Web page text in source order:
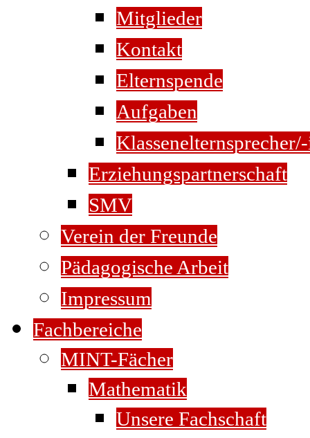
Mitglieder
Kontakt
Elternspende
Aufgaben
Erziehungspartnerschaft
SMV
Verein der Freunde
Pädagogische Arbeit
Impressum
Fachbereiche
MINT-Fächer
Mathematik
Unsere Fachschaft